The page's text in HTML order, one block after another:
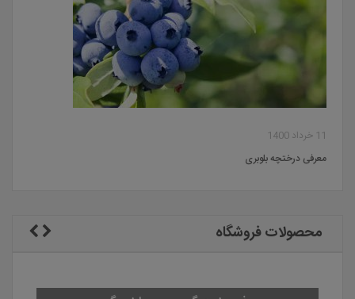
11 خرداد 1400
معرفی درختچه بلوبری
محصولات فروشگاه